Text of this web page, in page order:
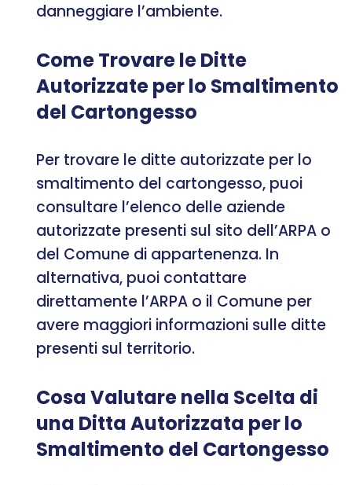
danneggiare l’ambiente.
Come Trovare le Ditte
Autorizzate per lo Smaltimento
del Cartongesso
Per trovare le ditte autorizzate per lo
smaltimento del cartongesso, puoi
consultare l’elenco delle aziende
autorizzate presenti sul sito dell’ARPA o
del Comune di appartenenza. In
alternativa, puoi contattare
direttamente l’ARPA o il Comune per
avere maggiori informazioni sulle ditte
presenti sul territorio.
Cosa Valutare nella Scelta di
una Ditta Autorizzata per lo
Smaltimento del Cartongesso